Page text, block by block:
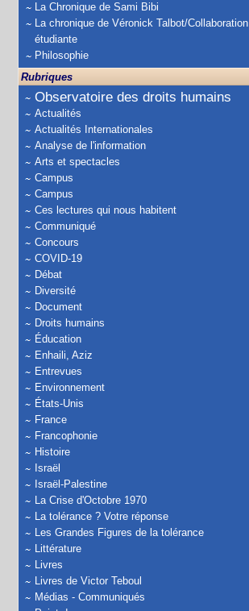
La Chronique de Sami Bibi
La chronique de Véronick Talbot/Collaboration
étudiante
Philosophie
Rubriques
Observatoire des droits humains
Actualités
Actualités Internationales
Analyse de l'information
Arts et spectacles
Campus
Campus
Ces lectures qui nous habitent
Communiqué
Concours
COVID-19
Débat
Diversité
Document
Droits humains
Éducation
Enhaili, Aziz
Entrevues
Environnement
États-Unis
France
Francophonie
Histoire
Israël
Israël-Palestine
La Crise d'Octobre 1970
La tolérance ? Votre réponse
Les Grandes Figures de la tolérance
Littérature
Livres
Livres de Victor Teboul
Médias - Communiqués